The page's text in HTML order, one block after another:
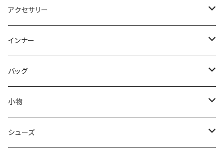
パーカー
スウェット/トレーナー
その他
その他
オールインワン
ワンピース
ラッシュガード
その他
ミディアム/ミモレ
ロング/マキシ
袖付き
ノースリーブ
パンツドレス
パンツスーツ
スカートスーツ
その他
アクセサリー
ネックレス
ブレスレット
ピアス
コサージュ
インナー
ブラ/ブラトップ/ベアトップ
ショーツ
タンクトップ/キャミソール
バッグ
サブバッグ
クラッチバッグ
小物
マフラー/スカーフ/ストール
シューズ